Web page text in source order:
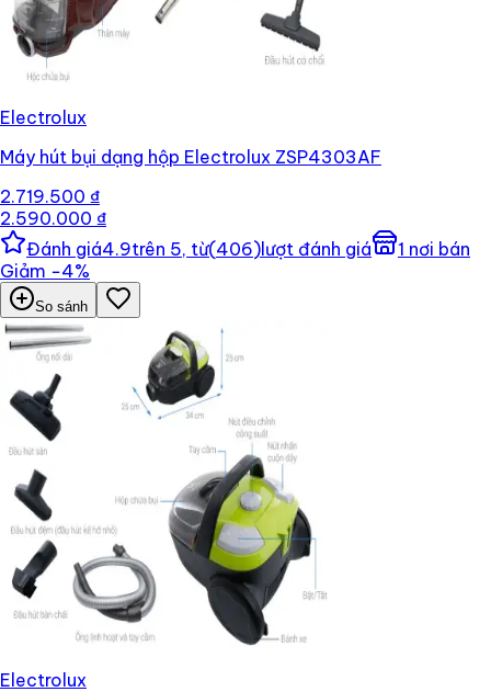
Electrolux
Máy hút bụi dạng hộp Electrolux ZSP4303AF
2.719.500 ₫
2.590.000 ₫
Đánh giá4.9trên 5, từ(406)lượt đánh giá 1 nơi bán
Giảm −4%
So sánh
Electrolux